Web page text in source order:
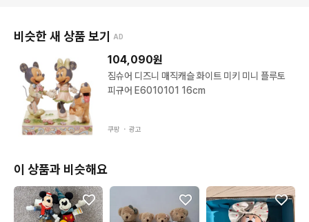
비슷한 새 상품 보기 AD
104,090원
짐슈어 디즈니 매직캐슬 화이트 미키 미니 플루토
피규어 E6010101 16cm
쿠팡 ・ 광고
이 상품과 비슷해요